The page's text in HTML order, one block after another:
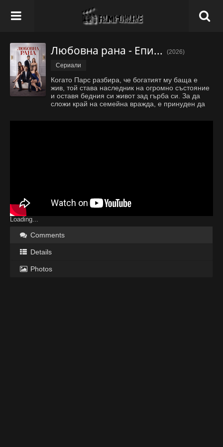
Любовна рана - Епизод 19
(2026)
Сериали
Когато Парс разбира, че богатият му баща е
жив, той става наследник на огромно състояние
и оставя бедния си живот зад гърба си. За да
сложи край на семейна вражда, е принуден да
Loading...
Comments
Details
Photos